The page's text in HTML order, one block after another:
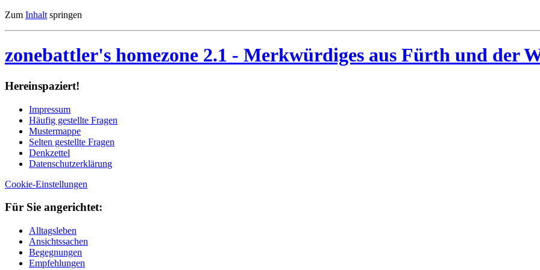
Zum Inhalt springen
zonebattler's homezone 2.1 - Merkwürdiges aus Fürth und der
Her­ein­spa­ziert!
Im­pres­sum
Häu­fig ge­stell­te Fra­gen
Mu­ster­map­pe
Sel­ten ge­stell­te Fra­gen
Denk­zet­tel
Da­ten­schutz­er­klä­rung
Cookie-Einstellungen
Für Sie an­ge­rich­tet:
Alltagsleben
Ansichtssachen
Begegnungen
Empfehlungen